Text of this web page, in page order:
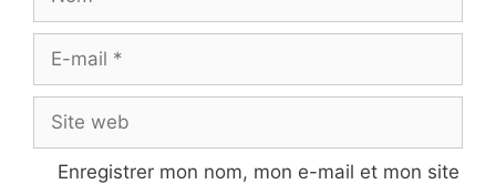
mail
web
Enregistrer mon nom, mon e-mail et mon site